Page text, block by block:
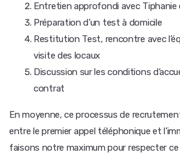
Entretien approfondi avec Tiphanie
Préparation d’un test à domicile
Restitution Test, rencontre avec
visite des locaux
Discussion sur les conditions
contrat
En moyenne, ce processus de
entre le premier appel téléphonique et
faisons notre maximum pour respecter ce